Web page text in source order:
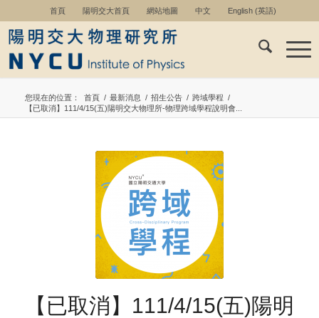
首頁 陽明交大首頁 網站地圖 中文 English(英語)
您現在的位置： 首頁 / 最新消息 / 招生公告 / 跨域學程 /
【已取消】111/4/15(五)陽明交大物理所-物理跨域學程說明會...
【已取消】111/4/15(五)陽明